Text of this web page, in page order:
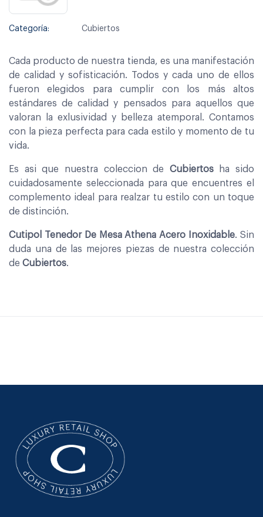
Categoría: Cubiertos
Cada producto de nuestra tienda, es una manifestación
de calidad y sofisticación. Todos y cada uno de ellos
fueron elegidos para cumplir con los más altos
estándares de calidad y pensados para aquellos que
valoran la exlusividad y belleza atemporal. Contamos
con la pieza perfecta para cada estilo y momento de tu
vida.
Es asi que nuestra coleccion de Cubiertosha sido
cuidadosamente seleccionada para que encuentres el
complemento ideal para realzar tu estilo con un toque
de distinción.
Cutipol Tenedor De Mesa Athena Acero Inoxidable. Sin
duda una de las mejores piezas de nuestra colección
de Cubiertos.